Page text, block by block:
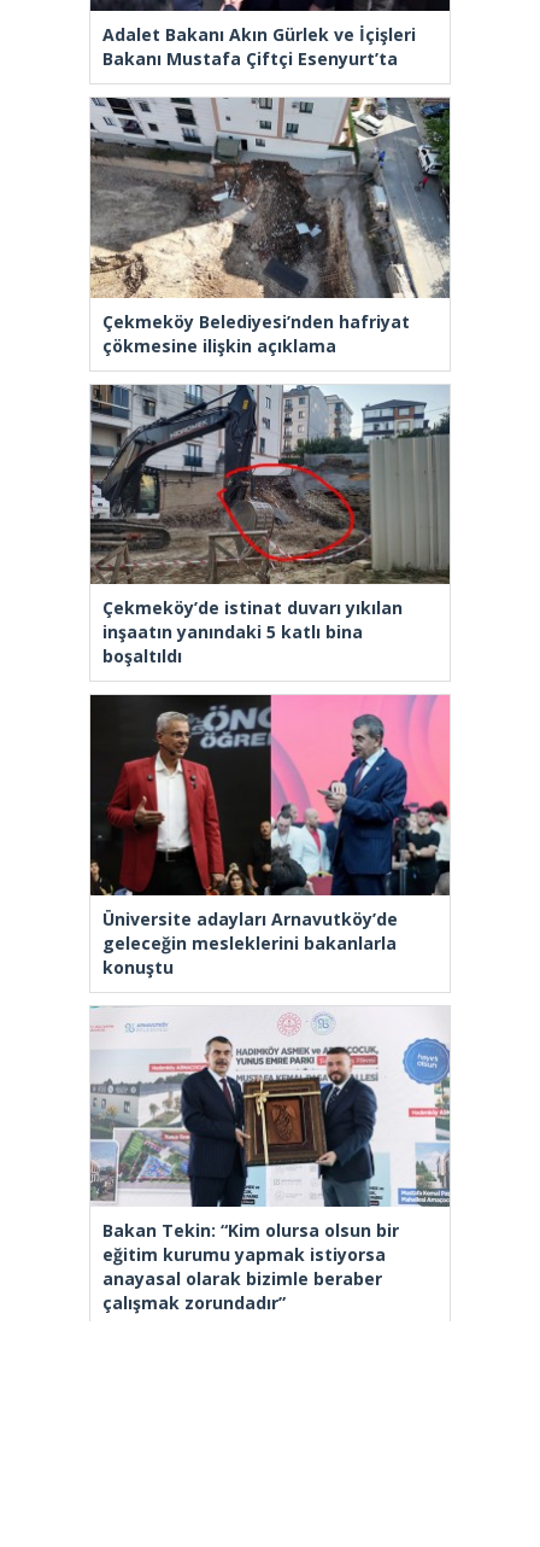
Adalet Bakanı Akın Gürlek ve İçişleri
Bakanı Mustafa Çiftçi Esenyurt’ta
Çekmeköy Belediyesi’nden hafriyat
çökmesine ilişkin açıklama
Çekmeköy’de istinat duvarı yıkılan
inşaatın yanındaki 5 katlı bina
boşaltıldı
Üniversite adayları Arnavutköy’de
geleceğin mesleklerini bakanlarla
konuştu
Bakan Tekin: “Kim olursa olsun bir
eğitim kurumu yapmak istiyorsa
anayasal olarak bizimle beraber
çalışmak zorundadır”